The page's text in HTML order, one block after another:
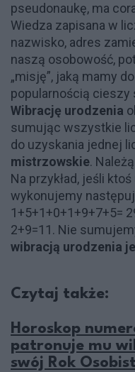
pseudonaukę, ma
Wiedza zapisana w
nazwisko, adres
naszą osobowość,
„misję”, jaką mamy
popularnością cieszy
Wibrację urodzenia
sumując wszystkie
do uzyskania jednej
mistrzowskie.
Na przykład, jeśli
wykonujemy
1+5+1+0+1+9+7+5=
2+9=11. Nie
wibracją urodzenia
Czytaj także:
Horoskop
patronuje mu
swój Rok